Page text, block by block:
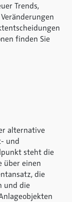
Trends,
finden Sie
alternative
und
steht die
über einen
die
und die